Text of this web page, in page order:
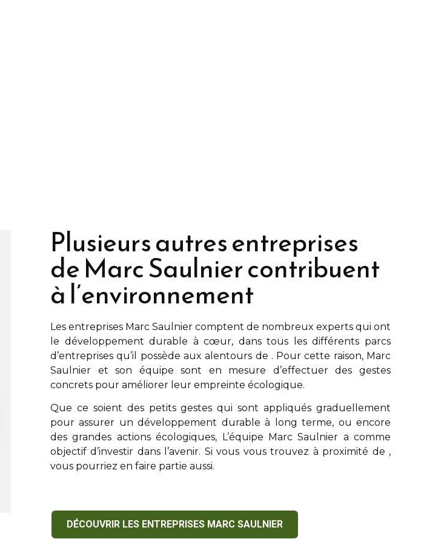
Plusieurs autres entreprises
de Marc Saulnier contribuent
à l’environnement
Les entreprises Marc Saulnier comptent de nombreux experts qui ont
le développement durable à cœur, dans tous les différents parcs
d’entreprises qu’il possède aux alentours de . Pour cette raison, Marc
Saulnier et son équipe sont en mesure d’effectuer des gestes
concrets pour améliorer leur empreinte écologique.
Que ce soient des petits gestes qui sont appliqués graduellement
pour assurer un développement durable à long terme, ou encore
des grandes actions écologiques, L’équipe Marc Saulnier a comme
objectif d’investir dans l’avenir. Si vous vous trouvez à proximité de ,
vous pourriez en faire partie aussi.
DÉCOUVRIR LES ENTREPRISES MARC SAULNIER